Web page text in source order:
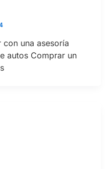
una asesoría
autos Comprar un